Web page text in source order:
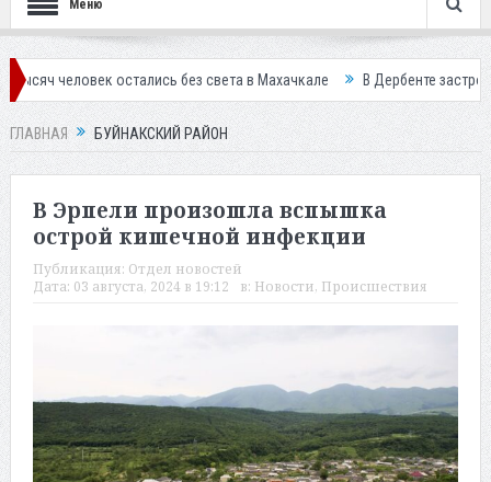
Меню
без света в Махачкале В Дербенте застройщик осужден
ГЛАВНАЯ БУЙНАКСКИЙ РАЙОН
В Эрпели произошла вспышка
острой кишечной инфекции
Публикация: Отдел новостей
Дата: 03 августа, 2024 в 19:12 в: Новости, Происшествия